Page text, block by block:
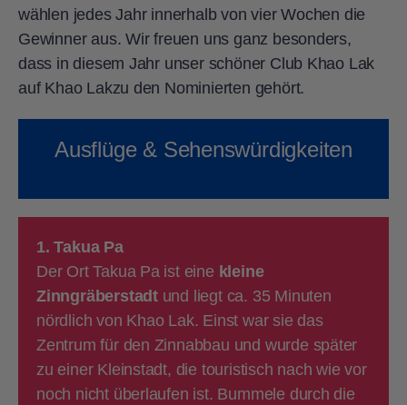
wählen jedes Jahr innerhalb von vier Wochen die
Gewinner aus. Wir freuen uns ganz besonders,
dass in diesem Jahr unser schöner Club Khao Lak
auf Khao Lakzu den Nominierten gehört.
Ausflüge & Sehenswürdigkeiten
1. Takua Pa
Der Ort Takua Pa ist eine kleine
Zinngräberstadt und liegt ca. 35 Minuten
nördlich von Khao Lak. Einst war sie das
Zentrum für den Zinnabbau und wurde später
zu einer Kleinstadt, die touristisch nach wie vor
noch nicht überlaufen ist. Bummele durch die